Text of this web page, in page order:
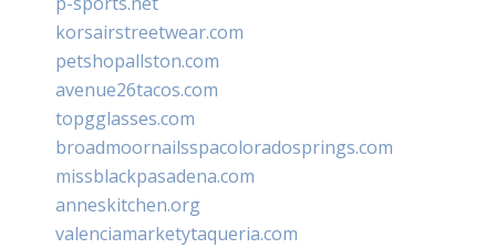
korsairstreetwear.com
petshopallston.com
avenue26tacos.com
topgglasses.com
broadmoornailsspacoloradosprings.com
missblackpasadena.com
anneskitchen.org
valenciamarketytaqueria.com